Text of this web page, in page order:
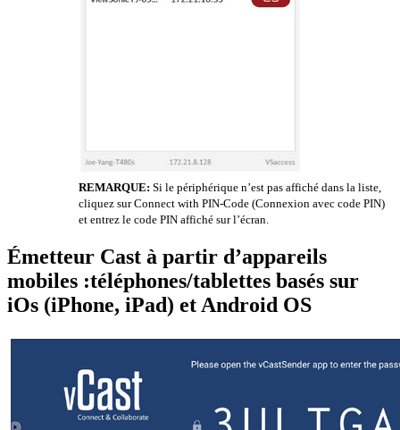
REMARQUE: Si le périphérique n’est pas affiché dans la liste,
cliquez sur Connect with PIN-Code (Connexion avec code PIN)
et entrez le code PIN affiché sur l’écran.
Émetteur Cast à partir d’appareils
mobiles :téléphones/tablettes basés sur
iOs (iPhone, iPad) et Android OS